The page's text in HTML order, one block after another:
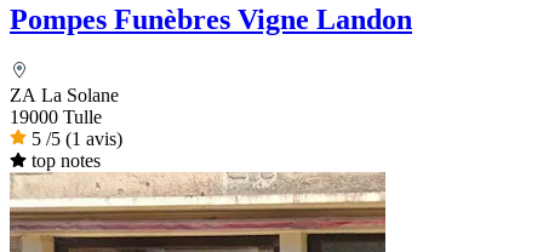
Pompes Funèbres Vigne Landon
ZA La Solane
19000 Tulle
5 /5 (1 avis)
top notes